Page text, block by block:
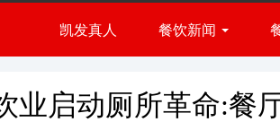
凯发真人
餐饮新闻
行业资讯
业启动厕所革命:餐